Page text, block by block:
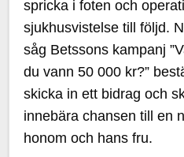
spricka i foten och
sjukhusvistelse till följd.
såg Betssons kampanj
du vann 50 000 kr?”
skicka in ett bidrag och
innebära chansen till en
honom och hans fru.